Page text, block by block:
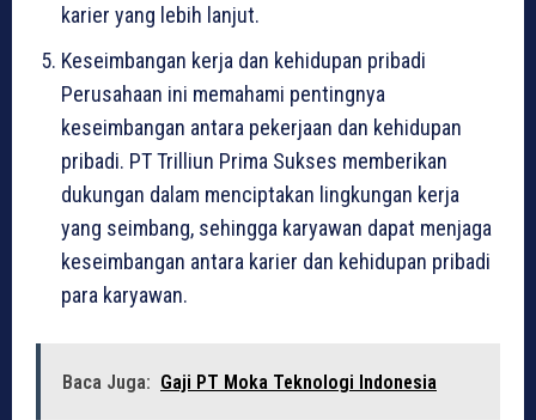
karier yang lebih lanjut.
Keseimbangan kerja dan kehidupan pribadi
Perusahaan ini memahami pentingnya
keseimbangan antara pekerjaan dan kehidupan
pribadi. PT Trilliun Prima Sukses memberikan
dukungan dalam menciptakan lingkungan kerja
yang seimbang, sehingga karyawan dapat menjaga
keseimbangan antara karier dan kehidupan pribadi
para karyawan.
Baca Juga: Gaji PT Moka Teknologi Indonesia